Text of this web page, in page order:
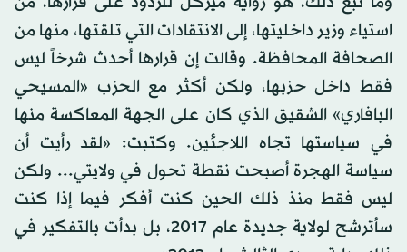
استياء وزير داخليتها، إلى الانتقادات التي تلقتها، منها من
الصحافة المحافظة. وقالت إن قرارها أحدث شرخاً ليس
فقط داخل حزبها، ولكن أكثر مع الحزب «المسيحي
البافاري» الشقيق الذي كان على الجهة المعاكسة منها
في سياستها تجاه اللاجئين. وكتبت: «لقد رأيت أن
سياسة الهجرة أصبحت نقطة تحول في ولايتي... ولكن
ليس فقط منذ ذلك الحين كنت أفكر فيما إذا كنت
سأترشح لولاية جديدة عام 2017، بل بدأت بالتفكير في